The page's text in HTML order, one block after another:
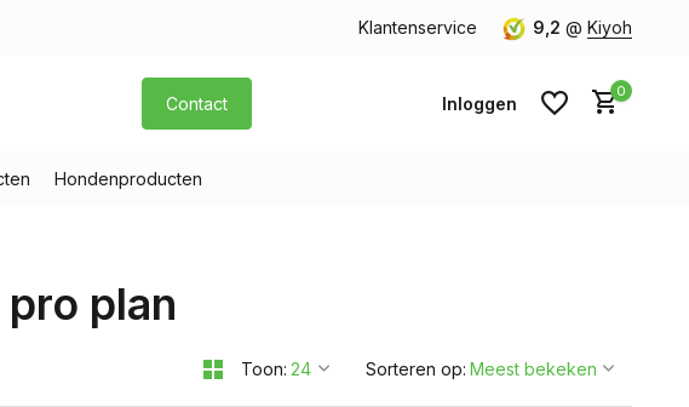
Gratis verzending v.a. € 40,- (Alleen Nederland)
Klantenservice 9,2 @ Kiyoh
Contact Inloggen
0
Hondenproducten
plan
Toon: Sorteren op: